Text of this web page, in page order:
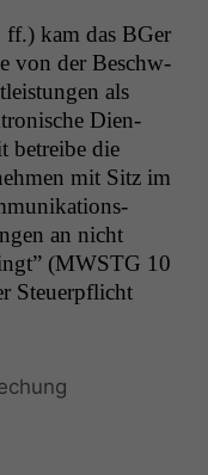
kam das BGer
von der Beschw­
als
Dien­
betreibe die
mit Sitz im
an nicht
(MWSTG 10
Steuerpflicht